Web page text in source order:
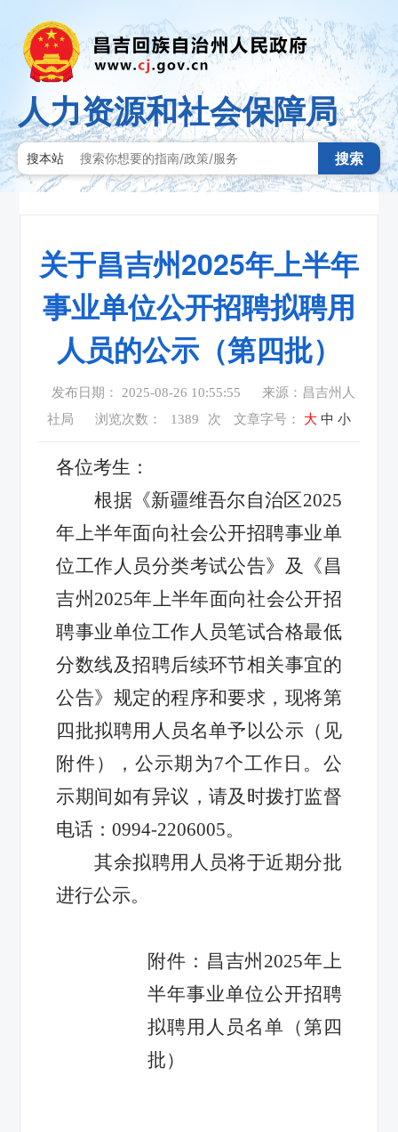
人力资源和社会保障局
搜本站 搜索
关于昌吉州2025年上半年
事业单位公开招聘拟聘用
人员的公示（第四批）
发布日期： 2025-08-26 10:55:55
来源：昌吉州人
社局
浏览次数： 1389 次 文章字号： 大 中 小
各位考生：
根据《新疆维吾尔自治区2025
年上半年面向社会公开招聘事业单
位工作人员分类考试公告》及《昌
吉州2025年上半年面向社会公开招
聘事业单位工作人员笔试合格最低
分数线及招聘后续环节相关事宜的
公告》规定的程序和要求，现将第
四批拟聘用人员名单予以公示（见
附件），公示期为7个工作日。公
示期间如有异议，请及时拨打监督
电话：0994-2206005。
其余拟聘用人员将于近期分批
进行公示。
附件：昌吉州2025年上
半年事业单位公开招聘
拟聘用人员名单（第四
批）